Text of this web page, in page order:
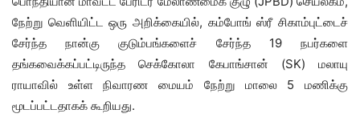
நேற்று வெளியிட்ட ஒரு அறிக்கையில், கம்போங் ஸ்ரீ சிகாம்புட்டைச்
சேர்ந்த நான்கு குடும்பங்களைச் சேர்ந்த 19 நபர்களை
தங்கவைக்கப்பட்டிருந்த செக்கோலா கேபாங்சான் (SK) மலாயு
ராயாவில் உள்ள நிவாரண மையம் நேற்று மாலை 5 மணிக்கு
மூடப்பட்டதாகக் கூறியது.